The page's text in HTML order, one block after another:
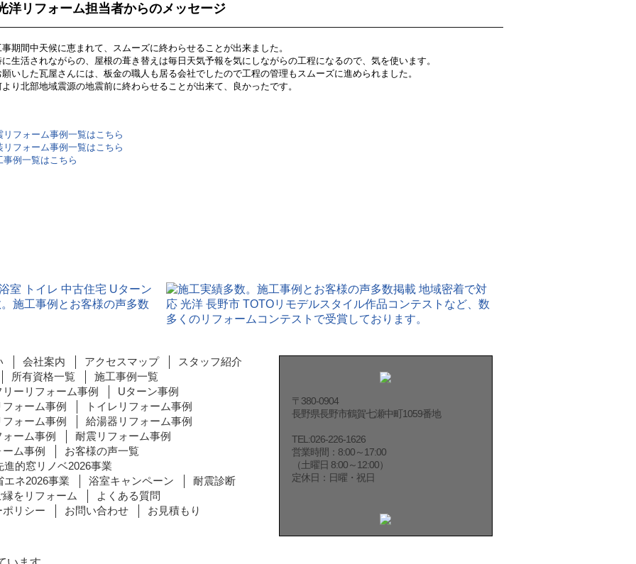
洋リフォーム担当者からのメッセージ
事期間中天候に恵まれて、スムーズに終わらせることが出来ました。
に生活されながらの、屋根の葺き替えは毎日天気予報を気にしながらの工程になるので、気を使います。
願いした瓦屋さんには、板金の職人も居る会社でしたので工程の管理もスムーズに進められました。
より北部地域震源の地震前に終わらせることが出来て、良かったです。
リフォーム事例一覧はこちら
リフォーム事例一覧はこちら
事例一覧はこちら
会社案内 アクセスマップ
スタッフ紹介
所有資格一覧
施工事例一覧
ーリフォーム事例
Uターン事例
ォーム事例
トイレリフォーム事例
ォーム事例
給湯器リフォーム事例
ーム事例
耐震リフォーム事例
ム事例
お客様の声一覧
進的窓リノベ2026事業
エネ2026事業 浴室キャンペーン
耐震診断
縁をリフォーム
よくある質問
ポリシー お問い合わせ お見積もり
〒380-0904
長野県長野市鶴賀七瀬中町1059番地
TEL:026-226-1626
営業時間：8:00～17:00
（土曜日 8:00～12:00）
定休日：日曜・祝日